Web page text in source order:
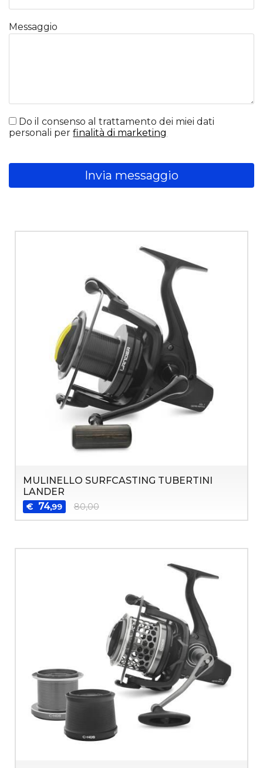
Messaggio
Do il consenso al trattamento dei miei dati
personali perfinalità di marketing
Invia messaggio
MULINELLO SURFCASTING TUBERTINI
LANDER
€ 74,99 80,00